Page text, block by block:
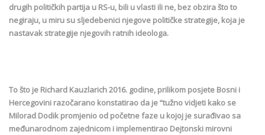
drugih političkih partija u RS-u, bili u vlasti ili ne, bez obzira što to
negiraju, u miru su sljedebenici njegove političke strategije, koja je
nastavak strategije njegovih ratnih ideologa.
To što je Richard Kauzlarich 2016. godine, prilikom posjete Bosni i
Hercegovini razočarano konstatirao da je “tužno vidjeti kako se
Milorad Dodik promjenio od početne faze u kojoj je surađivao sa
međunarodnom zajednicom i implementirao Dejtonski mirovni